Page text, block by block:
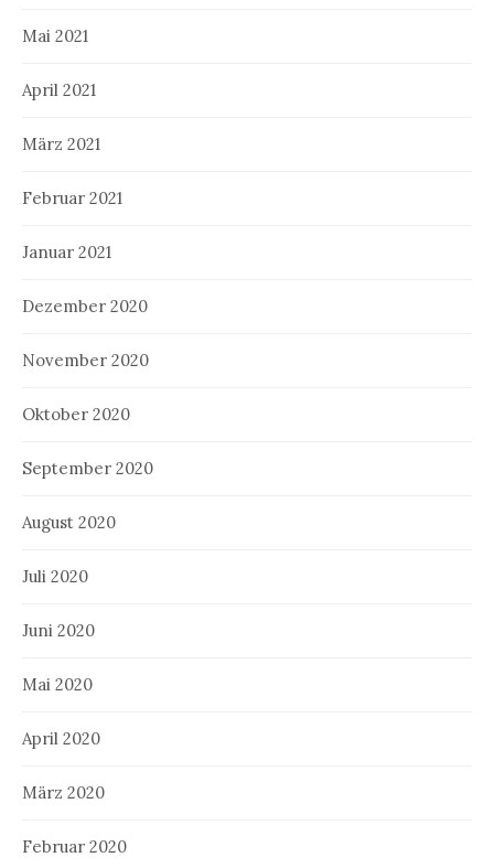
Mai 2021
April 2021
März 2021
Februar 2021
Januar 2021
Dezember 2020
November 2020
Oktober 2020
September 2020
August 2020
Juli 2020
Juni 2020
Mai 2020
April 2020
März 2020
Februar 2020